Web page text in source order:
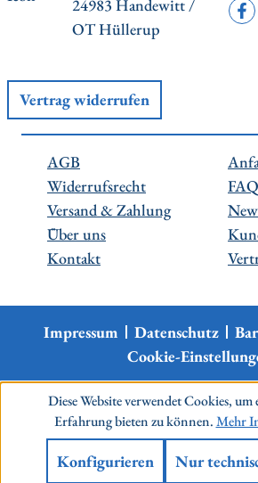
24983 Handewitt /
OT Hüllerup
Vertrag widerrufen
AGB
Widerrufsrecht
Versand & Zahlung
Über uns
Kontakt
FAQ
Impressum Datenschutz
Cookie-
Diese Website verwendet Cookies, um
Erfahrung bieten zu können.Mehr
Nur
Konfigurieren